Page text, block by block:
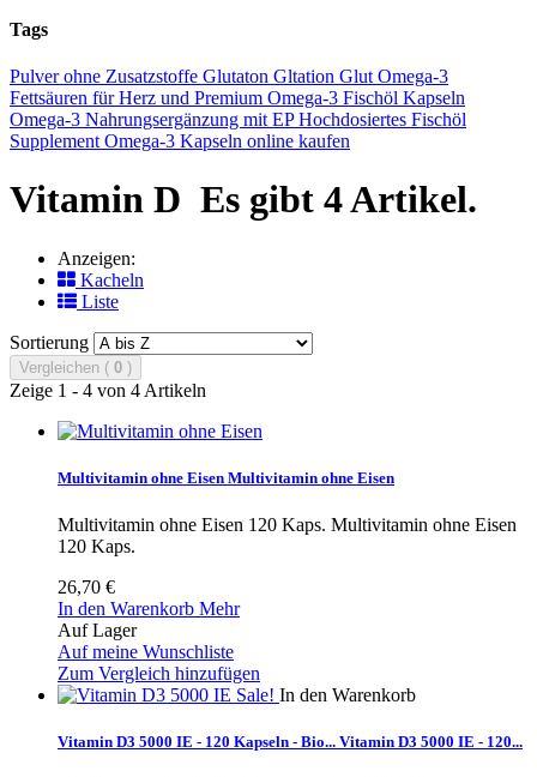
Tags
Pulverohne Zusatzstoffe Glutaton Gltation Glut Omega-3
Fettsäuren für Herz und Premium Omega-3 Fischöl Kapseln
Omega-3 Nahrungsergänzung mit EPHochdosiertes Fischöl
Supplement Omega-3 Kapseln online kaufen
Vitamin D Es gibt 4 Artikel.
Anzeigen:
Kacheln
Liste
Sortierung
Vergleichen ( 0 )
Zeige 1 - 4 von 4 Artikeln
Multivitamin ohne Eisen Multivitamin ohne Eisen
Multivitamin ohne Eisen 120 Kaps. Multivitamin ohne Eisen
120 Kaps.
26,70 €
In den Warenkorb Mehr
Auf Lager
Auf meine Wunschliste
Zum Vergleich hinzufügen
Sale! In den Warenkorb
Vitamin D3 5000 IE - 120 Kapseln - Bio... Vitamin D3 5000 IE - 120...